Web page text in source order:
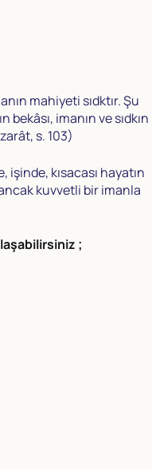
mahiyeti sıdktır. Şu
bekâsı, imanın ve sıdkın
s. 103)
kısacası hayatın
kuvvetli bir imanla
;